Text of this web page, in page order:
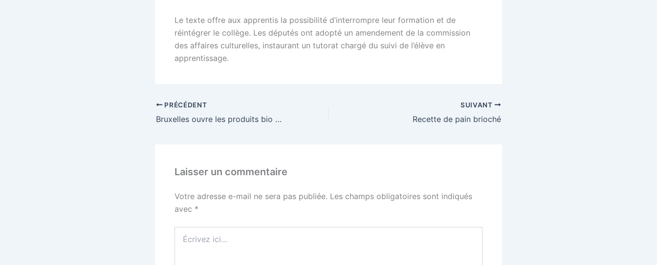
Le texte offre aux apprentis la possibilité d’interrompre leur formation et de
réintégrer le collège. Les députés ont adopté un amendement de la commission
des affaires culturelles, instaurant un tutorat chargé du suivi de l’élève en
apprentissage.
PRÉCÉDENT
Bruxelles ouvre les produits bio à la chimie
SUIVANT
Recette de pain brioché
Laisser un commentaire
Votre adresse e-mail ne sera pas publiée. Les champs obligatoires sont indiqués
avec *
ici…